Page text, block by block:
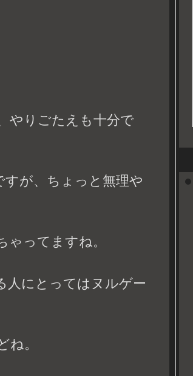
やりごたえも十分で
が、ちょっと無理や
ってますね。
人にとってはヌルゲー
。